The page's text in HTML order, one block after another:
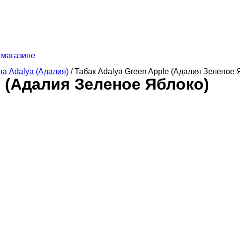
Adalya (Адалия) / Табак Adalya Green Apple (Адалия Зеленое
Зеленое Яблоко)